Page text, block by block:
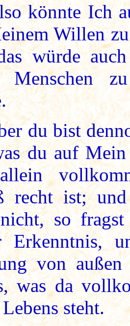
könnte Ich
Willen
würde
Menschen
du bist
du auf
recht ist;
so
Erkenntnis,
von
was da
steht.